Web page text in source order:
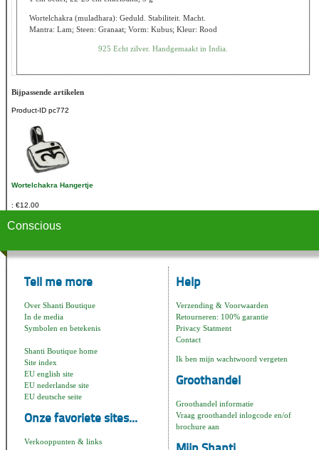
Wortelchakra (muladhara): Geduld. Stabiliteit. Macht.
Mantra: Lam; Steen: Granaat; Vorm: Kubus; Kleur: Rood
925 Echt zilver. Handgemaakt in India.
Bijpassende artikelen
Product-ID pc772
Wortelchakra Hangertje
€12.00
Conscious
Tell me more
Over Shanti Boutique
In de media
Symbolen en betekenis
Shanti Boutique home
Site index
EU english site
EU nederlandse site
EU deutsche seite
Onze favoriete sites...
Verkooppunten & links
Help
Verzending & Voorwaarden
Retourneren: 100% garantie
Privacy Statment
Contact
Ik ben mijn wachtwoord vergeten
Groothandel
Groothandel informatie
Vraag groothandel inlogcode en/of
brochure aan